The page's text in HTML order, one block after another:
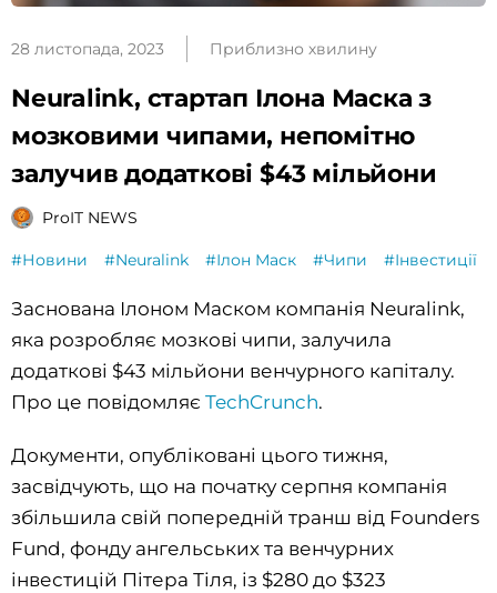
28 листопада, 2023 Приблизно хвилину
Neuralink, стартап Ілона Маска з
мозковими чипами, непомітно
залучив додаткові $43 мільйони
ProIT NEWS
#Новини #Neuralink #Ілон Маск #Чипи #Інвестиції
Заснована Ілоном Маском компанія Neuralink,
яка розробляє мозкові чипи, залучила
додаткові $43 мільйони венчурного капіталу.
Про це повідомляє TechCrunch.
Документи, опубліковані цього тижня,
засвідчують, що на початку серпня компанія
збільшила свій попередній транш від Founders
Fund, фонду ангельських та венчурних
інвестицій Пітера Тіля, із $280 до $323